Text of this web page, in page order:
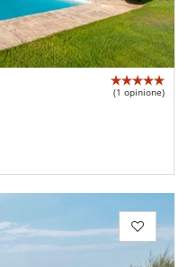
(1 opinione)